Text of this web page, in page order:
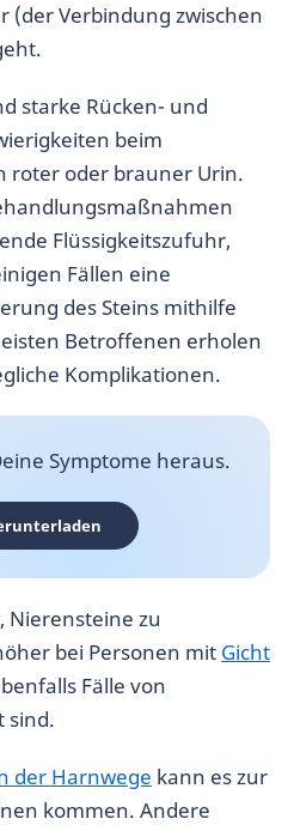
(der Verbindung zwischen
starke Rücken- und
beim
roter oder brauner Urin.
Flüssigkeitszufuhr,
Fällen eine
des Steins mithilfe
Betroffenen erholen
Komplikationen.
Symptome heraus.
Nierensteine zu
bei Personen mit Gicht
Fälle von
sind.
der Harnwege kann es zur
kommen. Andere